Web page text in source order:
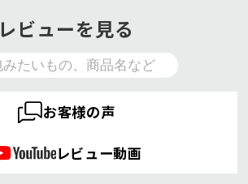
レビューを見る
お客様の声
レビュー動画